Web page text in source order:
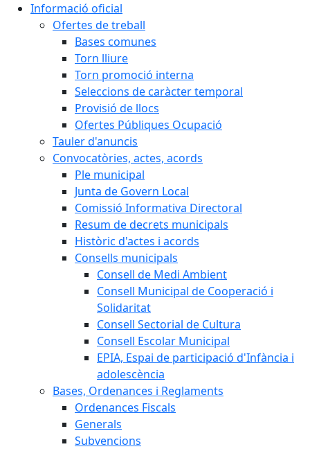
Informació oficial
Ofertes de treball
Bases comunes
Torn lliure
Torn promoció interna
Seleccions de caràcter temporal
Provisió de llocs
Ofertes Públiques Ocupació
Tauler d'anuncis
Convocatòries, actes, acords
Ple municipal
Junta de Govern Local
Comissió Informativa Directoral
Resum de decrets municipals
Històric d'actes i acords
Consells municipals
Consell de Medi Ambient
Consell Municipal de Cooperació i
Solidaritat
Consell Sectorial de Cultura
Consell Escolar Municipal
EPIA, Espai de participació d'Infància i
adolescència
Bases, Ordenances i Reglaments
Ordenances Fiscals
Generals
Subvencions